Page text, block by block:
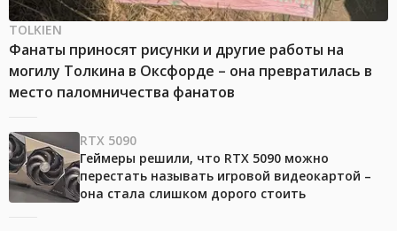
TOLKIEN
Фанаты приносят рисунки и другие работы на
могилу Толкина в Оксфорде – она превратилась в
место паломничества фанатов
RTX 5090
Геймеры решили, что RTX 5090 можно
перестать называть игровой видеокартой –
она стала слишком дорого стоить